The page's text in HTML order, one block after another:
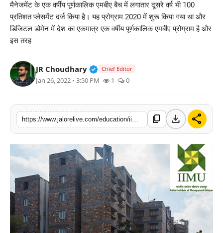
तकनीक
विशेष
बिज़नेस
मैनेजमेंट के एक वर्षीय पूर्णकालिक एमबीए बैच में लगातार दूसरे वर्ष भी 100
प्रतिशत प्लेसमेंट दर्ज किया है। यह प्रोग्राम 2020 में शुरू किया गया था और
डिजिटल डोमेन में देश का एकमात्र एक वर्षीय पूर्णकालिक एमबीए प्रोग्राम है और
इस तरह
JR Choudhary Verified Public Figure • 30 Mar,
Chief Editor
Jan 26, 2022 • 3:50 PM 1 0
content_copy download share